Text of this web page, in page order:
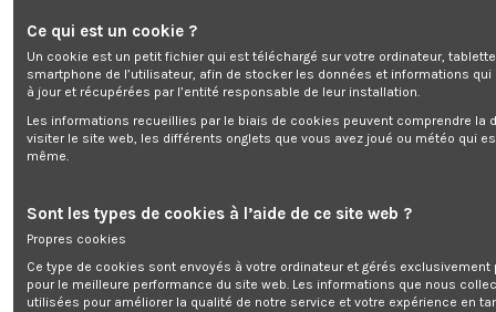
Groupe électrogène diesel avec d
Enim quis fugiat consequat elit minim nisi eu occaecat occaecat
deserunt aliquip nisi ex deserunt.
Description
Ce qui est un cookie ?
Un cookie est un petit fichier qui est téléchargé sur votre ordinateur,
smartphone de l’utilisateur, afin de stocker les données et informations
à jour et récupérées par l’entité responsable de leur installation.
Les informations recueillies par le biais de cookies peuvent comprendre la
visiter le site web, les différents onglets que vous avez joué ou météo qui
même.
Sont les types de cookies à l’aide de ce site web ?
Propres cookies
Ce type de cookies sont envoyés à votre ordinateur et gérés exclusivement
pour le meilleure performance du site web. Les informations que nous
utilisées pour améliorer la qualité de notre service et votre expérience en